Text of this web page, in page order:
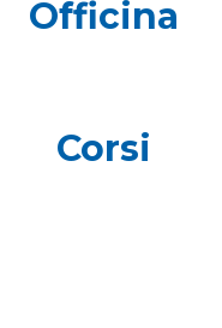
Officina
Corsi